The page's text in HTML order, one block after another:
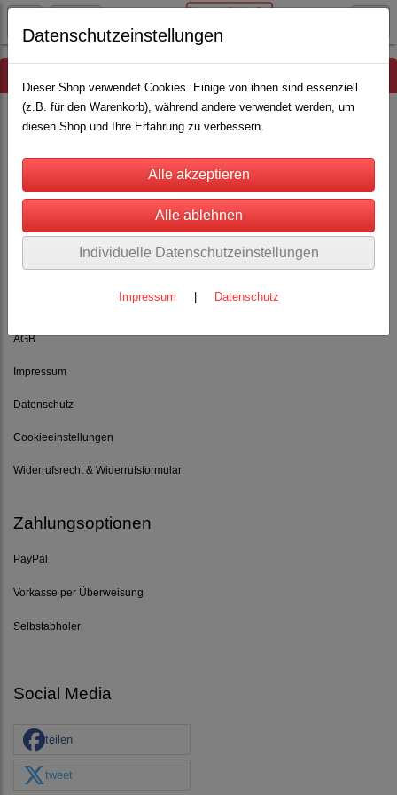
AGB
Impressum
Datenschutz
Cookieeinstellungen
Widerrufsrecht & Widerrufsformular
Zahlungsoptionen
PayPal
Vorkasse per Überweisung
Selbstabholer
Social Media
teilen
tweet
Datenschutzeinstellungen
Dieser Shop verwendet Cookies. Einige von ihnen sind essenziell
(z.B. für den Warenkorb), während andere verwendet werden, um
diesen Shop und Ihre Erfahrung zu verbessern.
Individuelle Datenschutzeinstellungen
Impressum Datenschutz